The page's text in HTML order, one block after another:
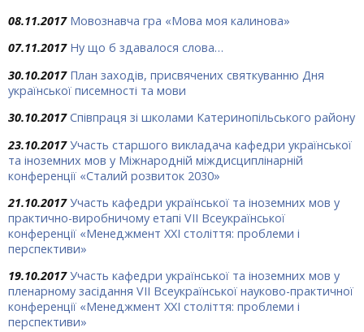
08.11.2017 Мовознавча гра «Мова моя калинова»
07.11.2017 Ну що б здавалося слова…
30.10.2017 План заходів, присвячених святкуванню Дня
української писемності та мови
30.10.2017 Співпраця зі школами Катеринопільського району
23.10.2017 Участь старшого викладача кафедри української
та іноземних мов у Міжнародній міждисциплінарній
конференції «Сталий розвиток 2030»
21.10.2017 Участь кафедри української та іноземних мов у
практично-виробничому етапі VII Всеукраїнської
конференції «Менеджмент ХХІ століття: проблеми і
перспективи»
19.10.2017 Участь кафедри української та іноземних мов у
пленарному засідання VII Всеукраїнської науково-практичної
конференції «Менеджмент ХХІ століття: проблеми і
перспективи»